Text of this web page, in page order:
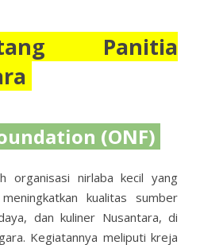
Panitia
(ONF)
organisasi nirlaba kecil yang
kualitas sumber
dan kuliner Nusantara, di
Kegiatannya meliputi kreja